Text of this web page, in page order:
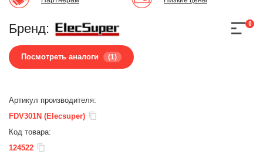
Бренд:
Посмотреть аналоги (1)
0
Артикул производителя:
FDV301N (Elecsuper)
Код товара:
124522